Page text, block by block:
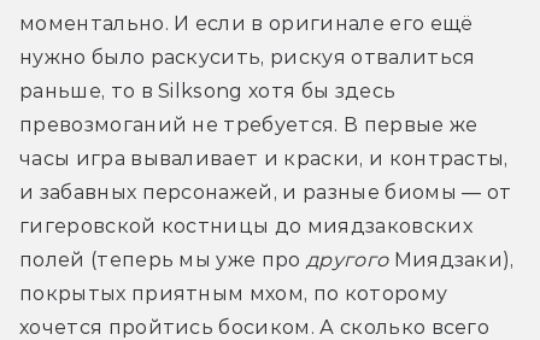
моментально. И если в оригинале его ещё
нужно было раскусить, рискуя отвалиться
раньше, то в Silksong хотя бы здесь
превозмоганий не требуется. В первые же
часы игра вываливает и краски, и контрасты,
и забавных персонажей, и разные биомы — от
гигеровской костницы до миядзаковских
полей (теперь мы уже про другого Миядзаки),
покрытых приятным мхом, по которому
хочется пройтись босиком. А сколько всего